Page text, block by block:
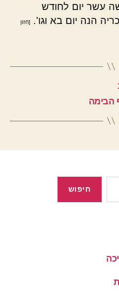
עשר יום לחודש
הנה יום בא וגו'. [חזון
הבימה
חיפוש